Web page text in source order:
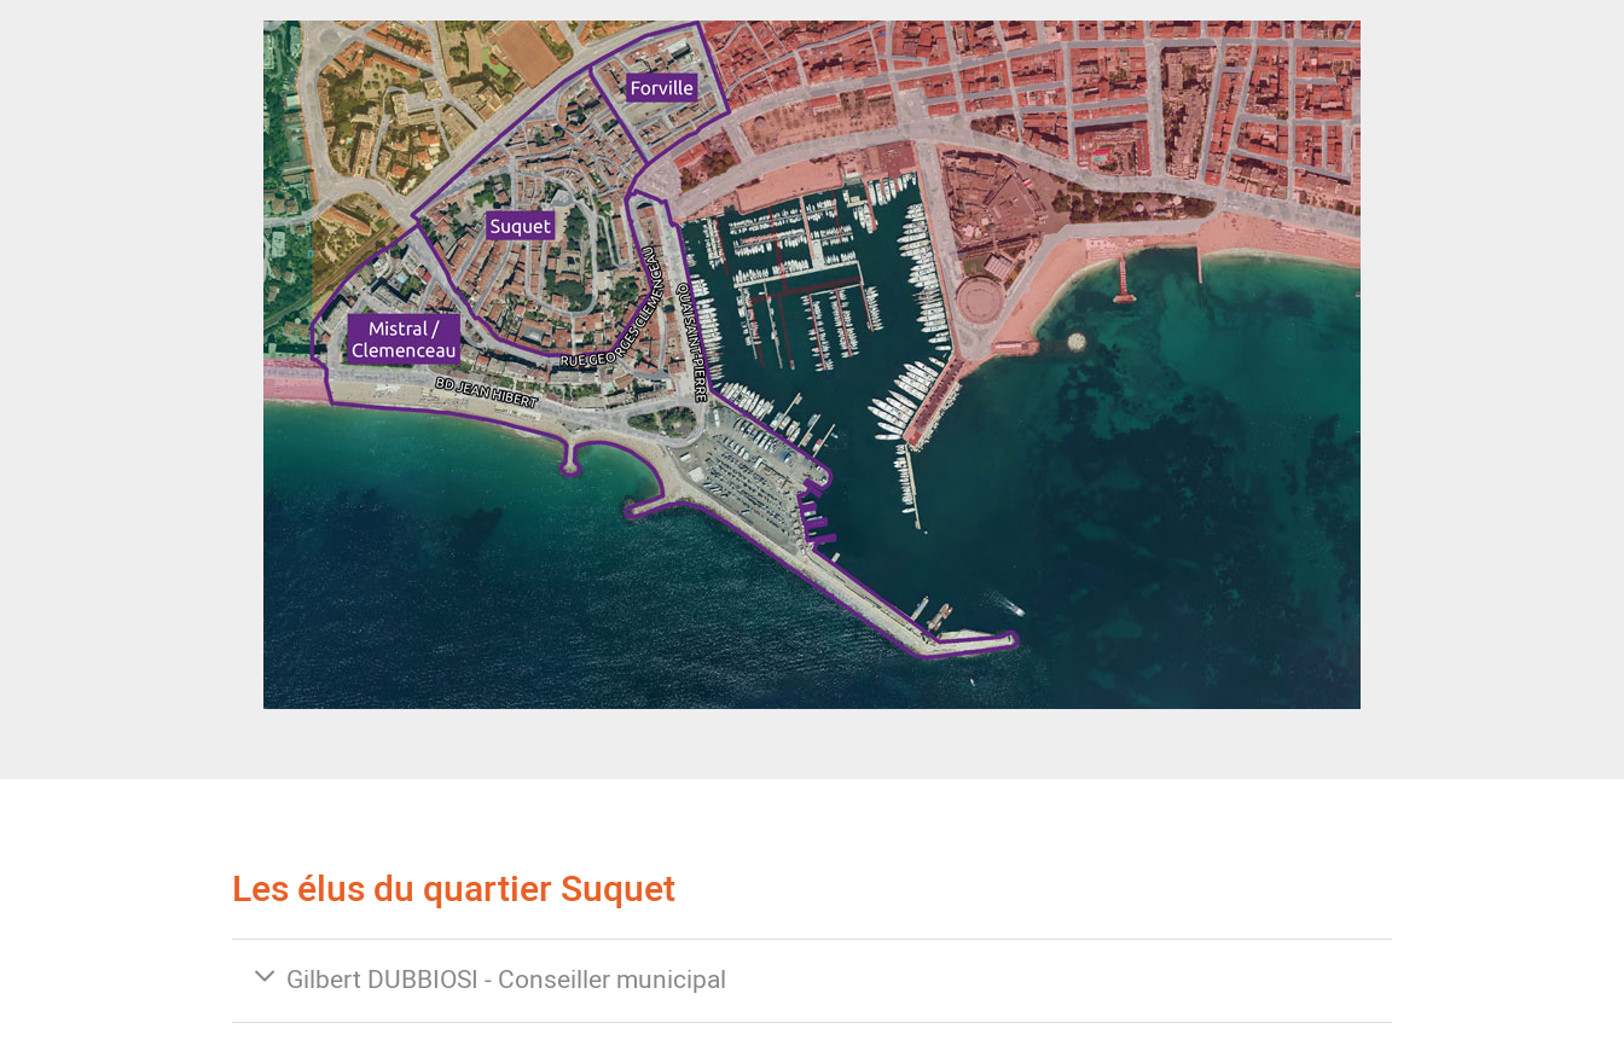
Les élus du quartier Suquet
Gilbert DUBBIOSI - Conseiller municipal